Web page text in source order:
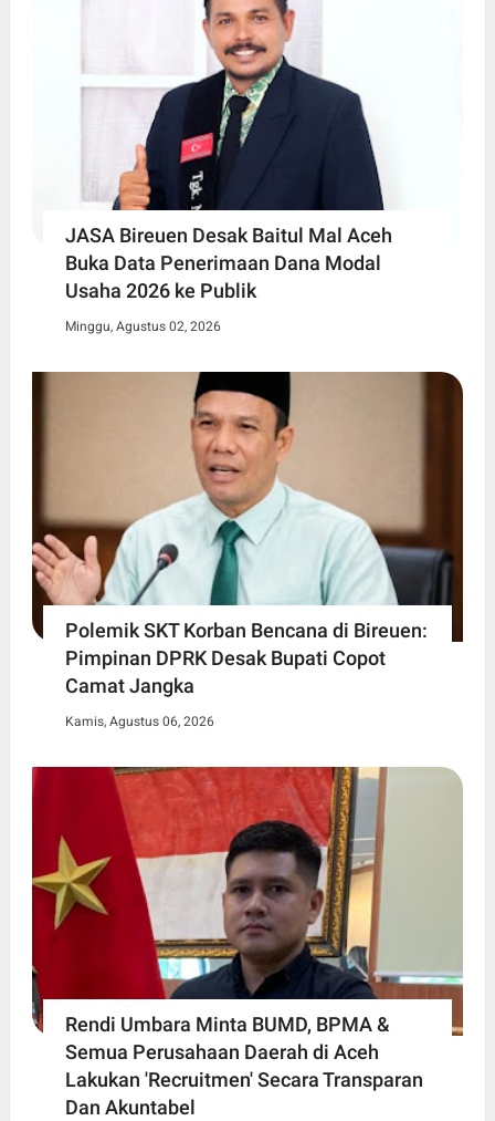
JASA Bireuen Desak Baitul Mal Aceh
Buka Data Penerimaan Dana Modal
Usaha 2026 ke Publik
Minggu, Agustus 02, 2026
Polemik SKT Korban Bencana di Bireuen:
Pimpinan DPRK Desak Bupati Copot
Camat Jangka
Kamis, Agustus 06, 2026
Rendi Umbara Minta BUMD, BPMA &
Semua Perusahaan Daerah di Aceh
Lakukan 'Recruitmen' Secara Transparan
Dan Akuntabel